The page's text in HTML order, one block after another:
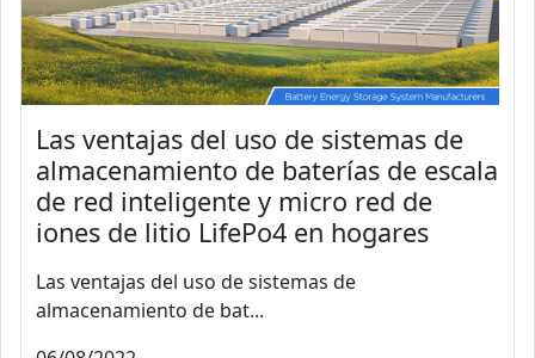
Las ventajas del uso de sistemas de
almacenamiento de baterías de escala
de red inteligente y micro red de
iones de litio LifePo4 en hogares
Las ventajas del uso de sistemas de
almacenamiento de bat...